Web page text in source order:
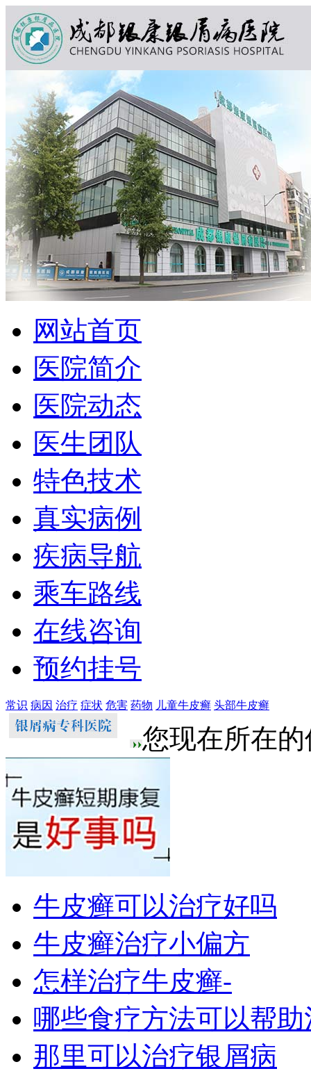
网站首页
医院简介
医院动态
医生团队
特色技术
真实病例
疾病导航
乘车路线
在线咨询
预约挂号
常识 病因 治疗 症状 危害 药物 儿童牛皮癣 头部牛皮癣
您现在所在
牛皮癣可以治疗好吗
牛皮癣治疗小偏方
怎样治疗牛皮癣-
哪些食疗方法可以帮助
那里可以治疗银屑病